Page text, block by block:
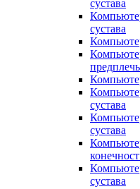
сустава
сустава
сустава
сустава
сустава